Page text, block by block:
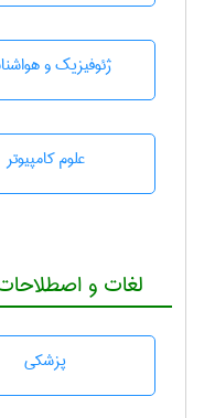
ژئوفيزيك و
علوم کامپیوتر
لغات و
پزشكی